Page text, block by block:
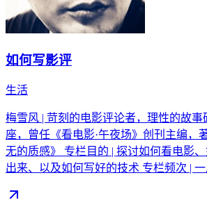
如何写影评
生活
梅雪风 | 苛刻的电影评论者，理性的故
座，曾任《看电影·午夜场》创刊主编，
无的质感》 专栏目的 | 探讨如何看电影
出来、以及如何写好的技术 专栏频次 |